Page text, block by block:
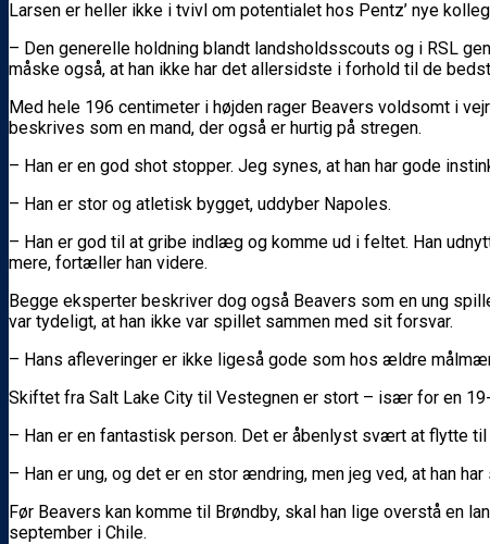
Larsen er heller ikke i tvivl om potentialet hos Pentz’ nye
– Den generelle holdning blandt landsholdsscouts og i RSL
måske også, at han ikke har det allersidste i forhold til de
Med hele 196 centimeter i højden rager Beavers voldsomt i
beskrives som en mand, der også er hurtig på stregen.
– Han er en god shot stopper. Jeg synes, at han har gode
– Han er stor og atletisk bygget, uddyber Napoles.
– Han er god til at gribe indlæg og komme ud i feltet. Han
mere, fortæller han videre.
Begge eksperter beskriver dog også Beavers som en ung
var tydeligt, at han ikke var spillet sammen med sit forsvar.
– Hans afleveringer er ikke ligeså gode som hos ældre
Skiftet fra Salt Lake City til Vestegnen er stort – især for en
– Han er en fantastisk person. Det er åbenlyst svært at flytte
– Han er ung, og det er en stor ændring, men jeg ved, at han
Før Beavers kan komme til Brøndby, skal han lige overstå en
september i Chile.